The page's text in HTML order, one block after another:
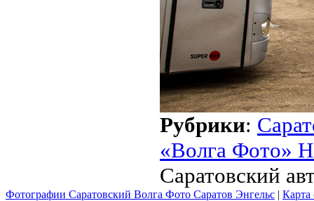
Рубрики:
«Волга Фото»
Саратовский
Фотографии Саратовский Волга Фото Саратов Энгельс | Карта